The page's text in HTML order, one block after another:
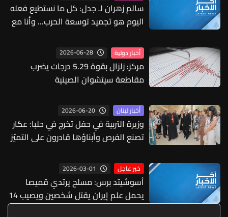
سالم زهران لـ جدل: كل ما نستطيع فعله
اليوم هو تجميد توسعة الحرب... وأنا مع
بحاجة إلى 3: الولايات المتحدة الأميركية
والسعودية وإيران
أخبار دولية 2026-06-28
مركز: زلزال بقوة 5.29 درجات يضرب
مقاطعة سيتشوان الصينية
أخبار لبنان 2026-06-20
وزيرة التربية في حفل تخرج في حلبا: عكار
تصنع الفرص وأبناؤها قادرون على التميّز
خبر عاجل 2026-03-01
أسوشيتد برس: مسلح يرتدي قميصا
يحمل علم إيران يقتل شخصين ويصيب 14
في إطلاق نار بتكساس الأميركية